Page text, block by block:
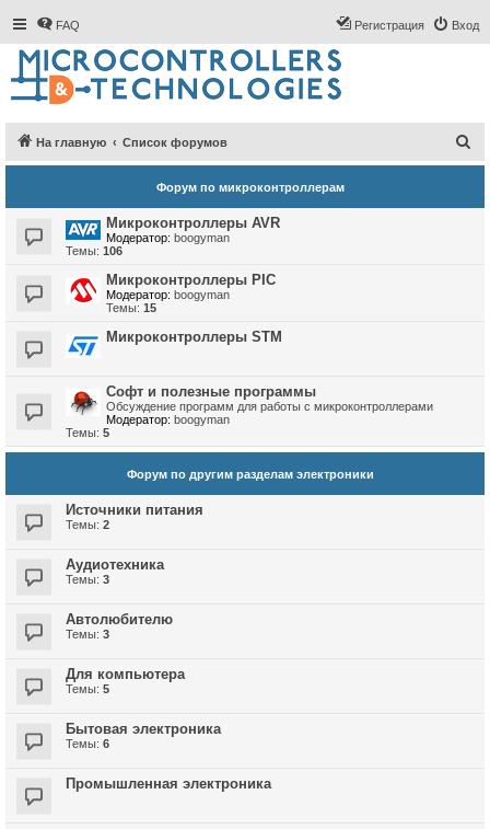
FAQ Вход
Регистрация
На главную Список форумов
о
Форум по микроконтроллерам
Микроконтроллеры AVR
Модератор: boogyman
Темы: 106
Микроконтроллеры PIC
Модератор: boogyman
Темы: 15
Микроконтроллеры STM
Софт и полезные программы
Обсуждение программ для работы с микроконтроллерами
Модератор: boogyman
Темы: 5
Форум по другим разделам электроники
Источники питания
Темы: 2
Аудиотехника
Темы: 3
Автолюбителю
Темы: 3
Для компьютера
Темы: 5
Бытовая электроника
Темы: 6
Промышленная электроника